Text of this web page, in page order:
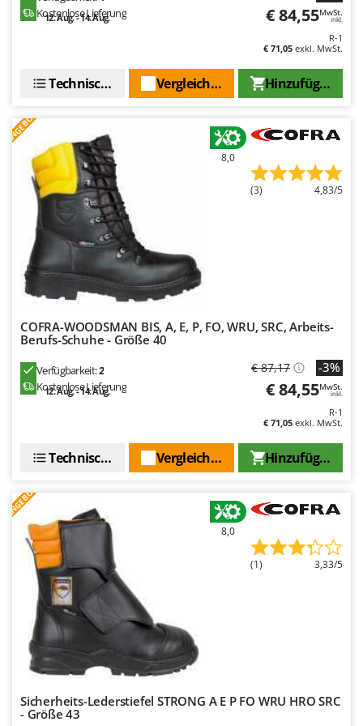
Omas
Oriental Koshin
P
Palazzetti
Palumbo Pavi
Partisani
Paterlini
Philips
Pramac
Prismafood
R
R.G.V.
Rato
Reber
Ribimex
Ritter
River Systems
Robomow
Rossofuoco
Rover Pompe
Royal Food
Ryobi
S
S.T.P.
Kostenlose Lieferung
12. Aug. - 14. Aug. € 84,55MwSt.
inkl.
R-1
€ 71,05 exkl. MwSt.
Hinzufügen
Vergleichen Sie
Technische Daten
ANGEBOT
8,0
(3) 4,83/5
COFRA-WOODSMAN BIS, A, E, P, FO, WRU, SRC, Arbeits-
Berufs-Schuhe - Größe 40
Verfügbarkeit:2
Kostenlose Lieferung
12. Aug. - 14. Aug.
€ 87,17 -3%
€ 84,55MwSt.
inkl.
R-1
€ 71,05 exkl. MwSt.
Hinzufügen
Vergleichen Sie
Technische Daten
ANGEBOT
8,0
(1) 3,33/5
Sicherheits-Lederstiefel STRONG A E P FO WRU HRO SRC
- Größe 43